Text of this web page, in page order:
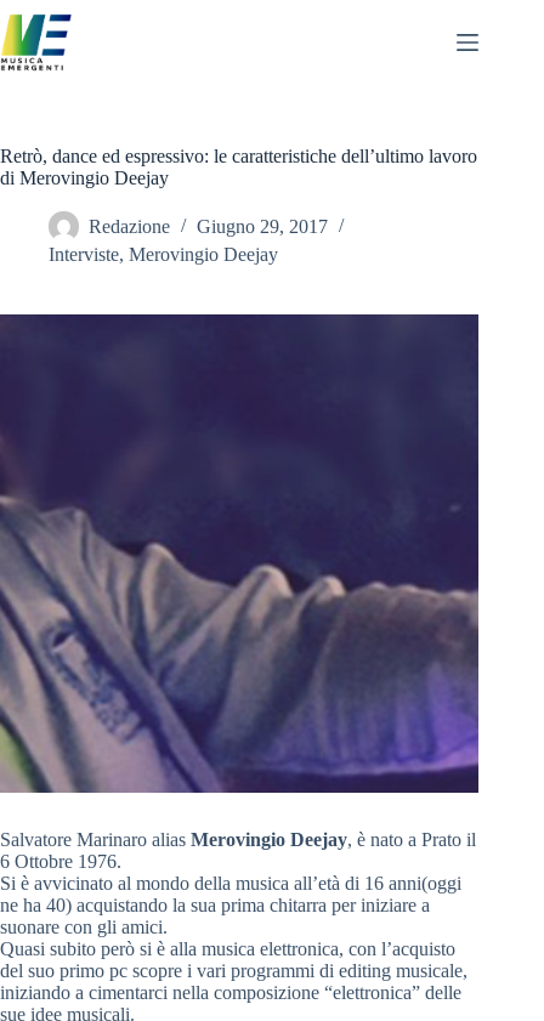
al
contenuto
Retrò, dance ed espressivo: le caratteristiche dell’ultimo lavoro
di Merovingio Deejay
Redazione
Giugno 29, 2017
Interviste, Merovingio Deejay
Salvatore Marinaro alias Merovingio Deejay, è nato a Prato il
6 Ottobre 1976.
Si è avvicinato al mondo della musica all’età di 16 anni(oggi
ne ha 40) acquistando la sua prima chitarra per iniziare a
suonare con gli amici.
Quasi subito però si è alla musica elettronica, con l’acquisto
del suo primo pc scopre i vari programmi di editing musicale,
iniziando a cimentarci nella composizione “elettronica” delle
sue idee musicali.